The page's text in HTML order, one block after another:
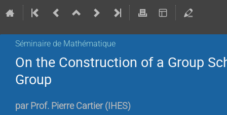
Séminaire de Mathématique
On the Construction of a Group
Group
par Prof. Pierre Cartier ( IHES)